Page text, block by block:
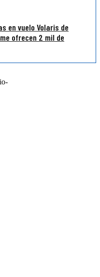
en vuelo Volaris de
ofrecen 2 mil de